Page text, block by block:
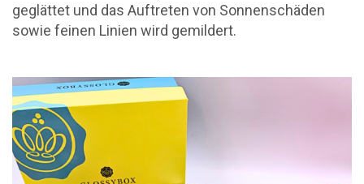
geglättet und das Auftreten von Sonnenschäden
sowie feinen Linien wird gemildert.